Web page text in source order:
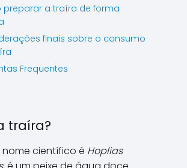
preparar a traíra de forma
finais sobre o consumo
Frequentes
traíra?
nome científico é Hoplias